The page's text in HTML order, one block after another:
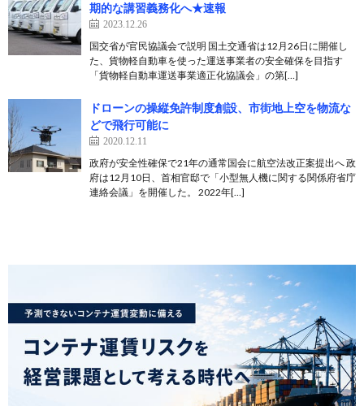
期的な講習義務化へ★速報
2023.12.26
国交省が官民協議会で説明 国土交通省は12月26日に開催し
た、貨物軽自動車を使った運送事業者の安全確保を目指す
「貨物軽自動車運送事業適正化協議会」の第[…]
ドローンの操縦免許制度創設、市街地上空を物流な
どで飛行可能に
2020.12.11
政府が安全性確保で21年の通常国会に航空法改正案提出へ 政
府は12月10日、首相官邸で「小型無人機に関する関係府省庁
連絡会議」を開催した。 2022年[…]